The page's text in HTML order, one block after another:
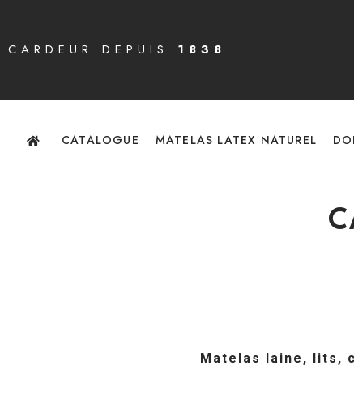
CARDEUR DEPUIS 1838
CATALOGUE MATELAS LATEX NATUREL
Matelas laine, lits,